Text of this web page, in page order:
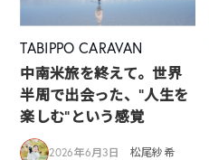
TABIPPO CARAVAN
中南米旅を終えて。世界
半周で出会った、“人生を
楽しむ”という感覚
2026年6月3日 松尾紗希